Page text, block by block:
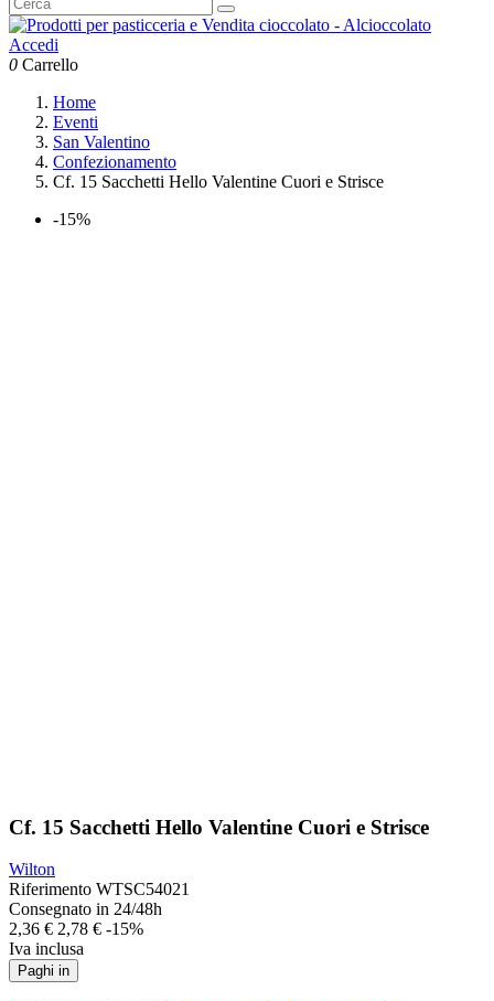
Accedi
0 Carrello
Home
Eventi
San Valentino
Confezionamento
Cf. 15 Sacchetti Hello Valentine Cuori e Strisce
-15%
Cf. 15 Sacchetti Hello Valentine Cuori e Strisce
Wilton
Riferimento WTSC54021
Consegnato in 24/48h
2,36 € 2,78 € -15%
Iva inclusa
Paghi in